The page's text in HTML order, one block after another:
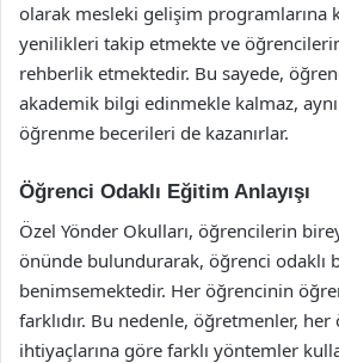
olarak mesleki gelişim programlarına
yenilikleri takip etmekte ve
rehberlik etmektedir. Bu sayede,
akademik bilgi edinmekle kalmaz,
öğrenme becerileri de kazanırlar.
Öğrenci Odaklı Eğitim Anlayışı
Özel Yönder Okulları, öğrencilerin
önünde bulundurarak, öğrenci odaklı
benimsemektedir. Her öğrencinin
farklıdır. Bu nedenle, öğretmenler,
ihtiyaçlarına göre farklı yöntemler